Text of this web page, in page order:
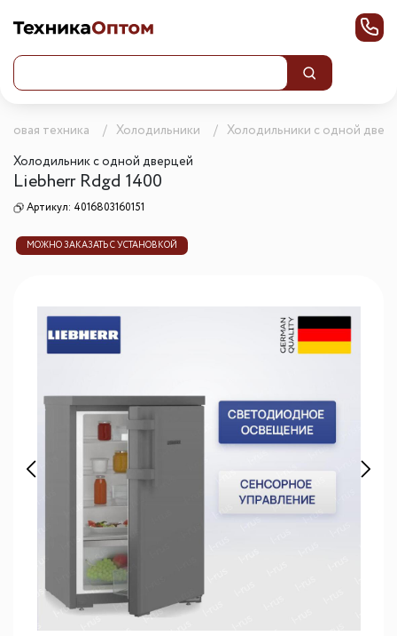
техника Холодильники
Холодильники с одной
Холодильник с одной дверцей
Liebherr Rdgd 1400
Артикул: 4016803160151
МОЖНО ЗАКАЗАТЬ С УСТАНОВКОЙ